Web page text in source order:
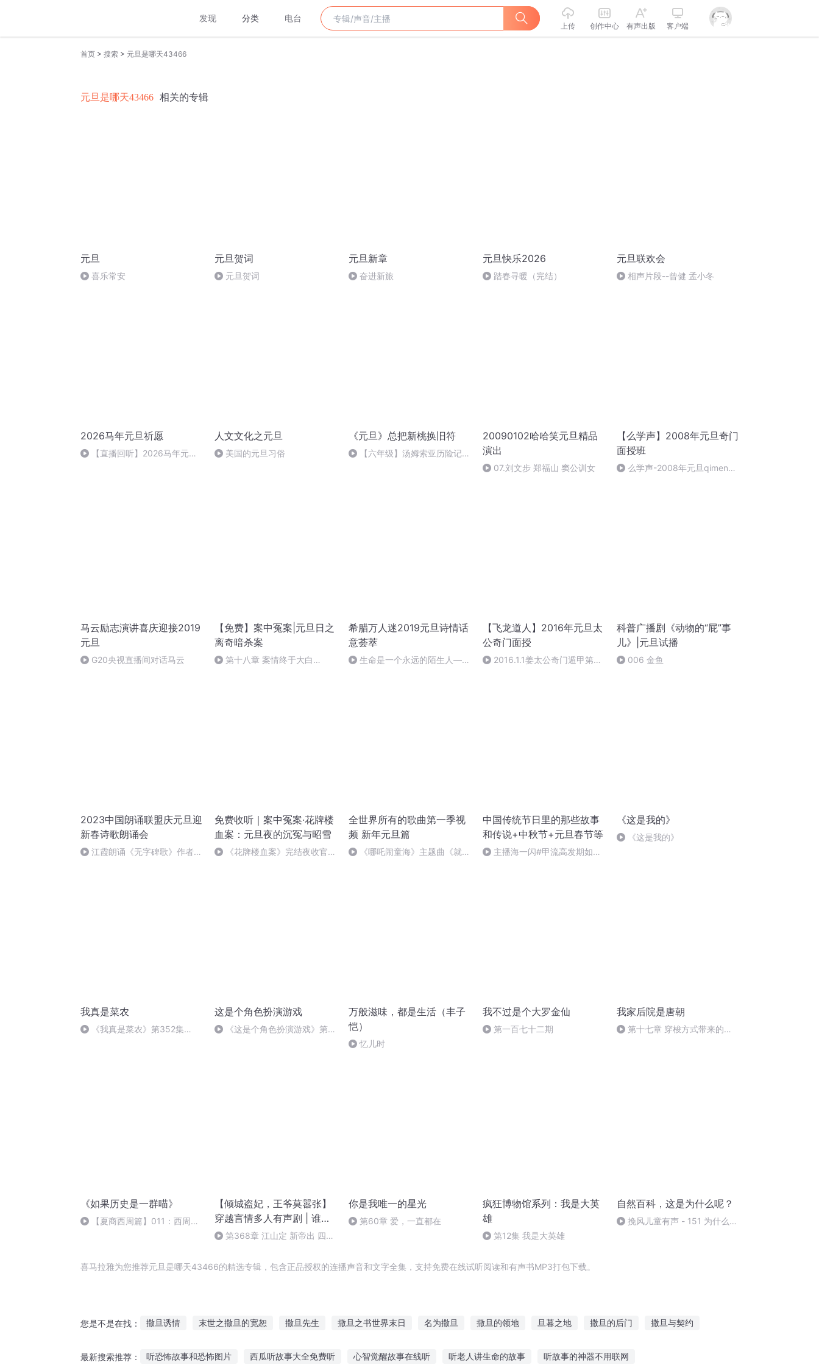
发现 分类 电台
上传 创作中心 有声出版 客户端
首页 > 搜索 > 元旦是哪天43466
元旦是哪天43466 相关的专辑
元旦
喜乐常安
元旦贺词
元旦贺词
元旦新章
奋进新旅
元旦快乐2026
踏春寻暖（完结）
元旦联欢会
相声片段--曾健 孟小冬
2026马年元旦祈愿
【直播回听】2026马年元旦
人文文化之元旦
美国的元旦习俗
《元旦》总把新桃换旧符
【六年级】汤姆索亚历险记
20090102哈哈笑元旦精品
演出
07.刘文步 郑福山 窦公训女
【么学声】2008年元旦奇门
面授班
么学声-2008年元旦qimen面
马云励志演讲喜庆迎接2019
元旦
G20央视直播间对话马云
【免费】案中冤案|元旦日之
离奇暗杀案
第十八章 案情终于大白
希腊万人迷2019元旦诗情话
意荟萃
生命是一个永远的陌生人——
【飞龙道人】2016年元旦太
公奇门面授
2016.1.1姜太公奇门遁甲第一
科普广播剧《动物的“屁”事
儿》|元旦试播
006 金鱼
2023中国朗诵联盟庆元旦迎
新春诗歌朗诵会
江霞朗诵《无字碑歌》作者：
免费收听｜案中冤案·花牌楼
血案：元旦夜的沉冤与昭雪
《花牌楼血案》完结夜收官，
全世界所有的歌曲第一季视
频 新年元旦篇
《哪吒闹童海》主题曲《就是
中国传统节日里的那些故事
和传说+中秋节+元旦春节等
主播海一闪#甲流高发期如何
《这是我的》
《这是我的》
我真是菜农
《我真是菜农》第352集
这是个角色扮演游戏
《这是个角色扮演游戏》第
万般滋味，都是生活（丰子
恺）
忆儿时
我不过是个大罗金仙
第一百七十二期
我家后院是唐朝
第十七章 穿梭方式带来的变
《如果历史是一群喵》
【夏商西周篇】011：西周灭
【倾城盗妃，王爷莫嚣张】
穿越言情多人有声剧 | 谁是
执棋之手，谁为心头朱砂
第368章 江山定 新帝出 四海
你是我唯一的星光
第60章 爱，一直都在
疯狂博物馆系列：我是大英
雄
第12集 我是大英雄
自然百科，这是为什么呢？
挽风儿童有声 - 151 为什么会
喜马拉雅为您推荐元旦是哪天43466的精选专辑，包含正品授权的连播声音和文字全集，支持免费在线试听阅读和有声书MP3打包下载。
您是不是在找： 撒旦诱情 末世之撒旦的宽恕 撒旦先生 撒旦之书世界末日 名为撒旦 撒旦的领地 旦暮之地 撒旦的后门 撒旦与契约
最新搜索推荐： 听恐怖故事和恐怖图片 西瓜听故事大全免费听 心智觉醒故事在线听 听老人讲生命的故事 听故事的神器不用联网